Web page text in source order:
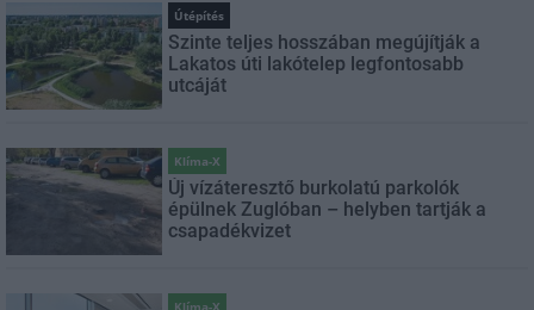
Útépítés
Szinte teljes hosszában megújítják a
Lakatos úti lakótelep legfontosabb
utcáját
Klíma-X
Új vízáteresztő burkolatú parkolók
épülnek Zuglóban – helyben tartják a
csapadékvizet
Klíma-X